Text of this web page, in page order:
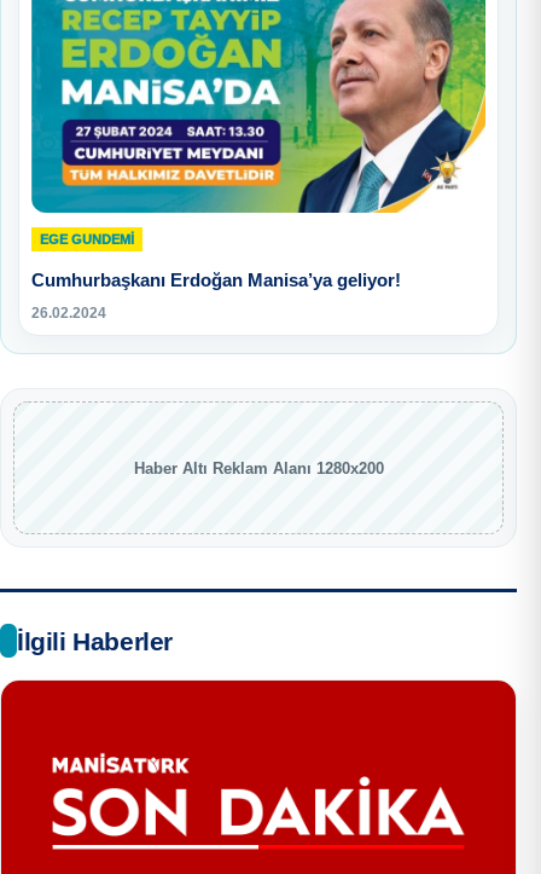
EGE GUNDEMİ
Cumhurbaşkanı Erdoğan Manisa’ya geliyor!
26.02.2024
Haber Altı Reklam Alanı 1280x200
İlgili Haberler